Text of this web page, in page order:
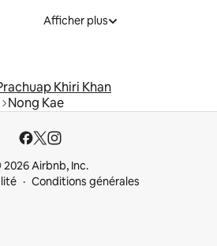
Afficher plus
Khiri Khan
Nong Kae
Airbnb, Inc.
Conditions générales